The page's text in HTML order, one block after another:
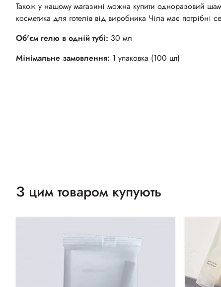
Також у нашому магазині можна купити одноразовий
косметика для готелів від виробника Чіла має потрібні
Об'єм гелю в одній тубі: 30 мл
Мінімальне замовлення: 1 упаковка (100 шт)
З цим товаром купують